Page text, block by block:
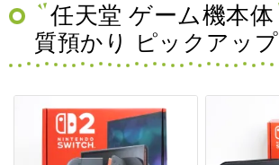
任天堂 ゲーム機本体
質預かり ピックアップ